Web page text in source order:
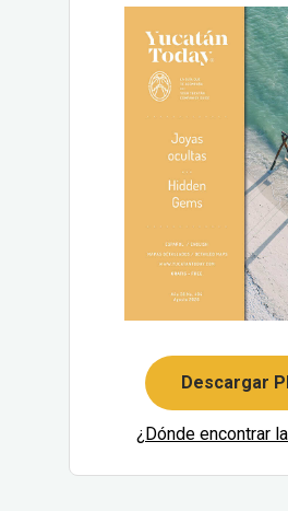
Descargar
¿Dónde encontrar